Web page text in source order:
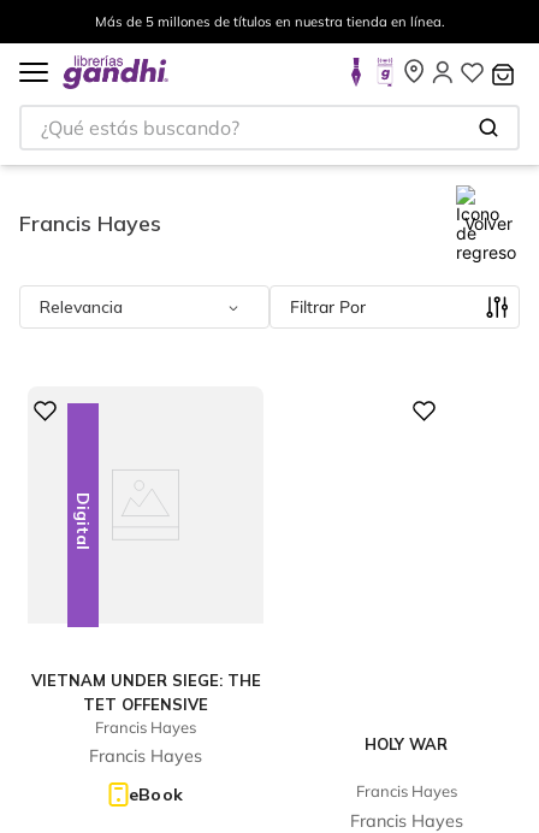
Más de 5 millones de títulos en nuestra tienda en línea.
¿Qué estás buscando?
Francis Hayes Volver
Relevancia Filtrar
Digital
VIETNAM UNDER SIEGE: THE
TET OFFENSIVE
Francis Hayes
Francis Hayes
eBook
HOLY WAR
Francis Hayes
Francis Hayes